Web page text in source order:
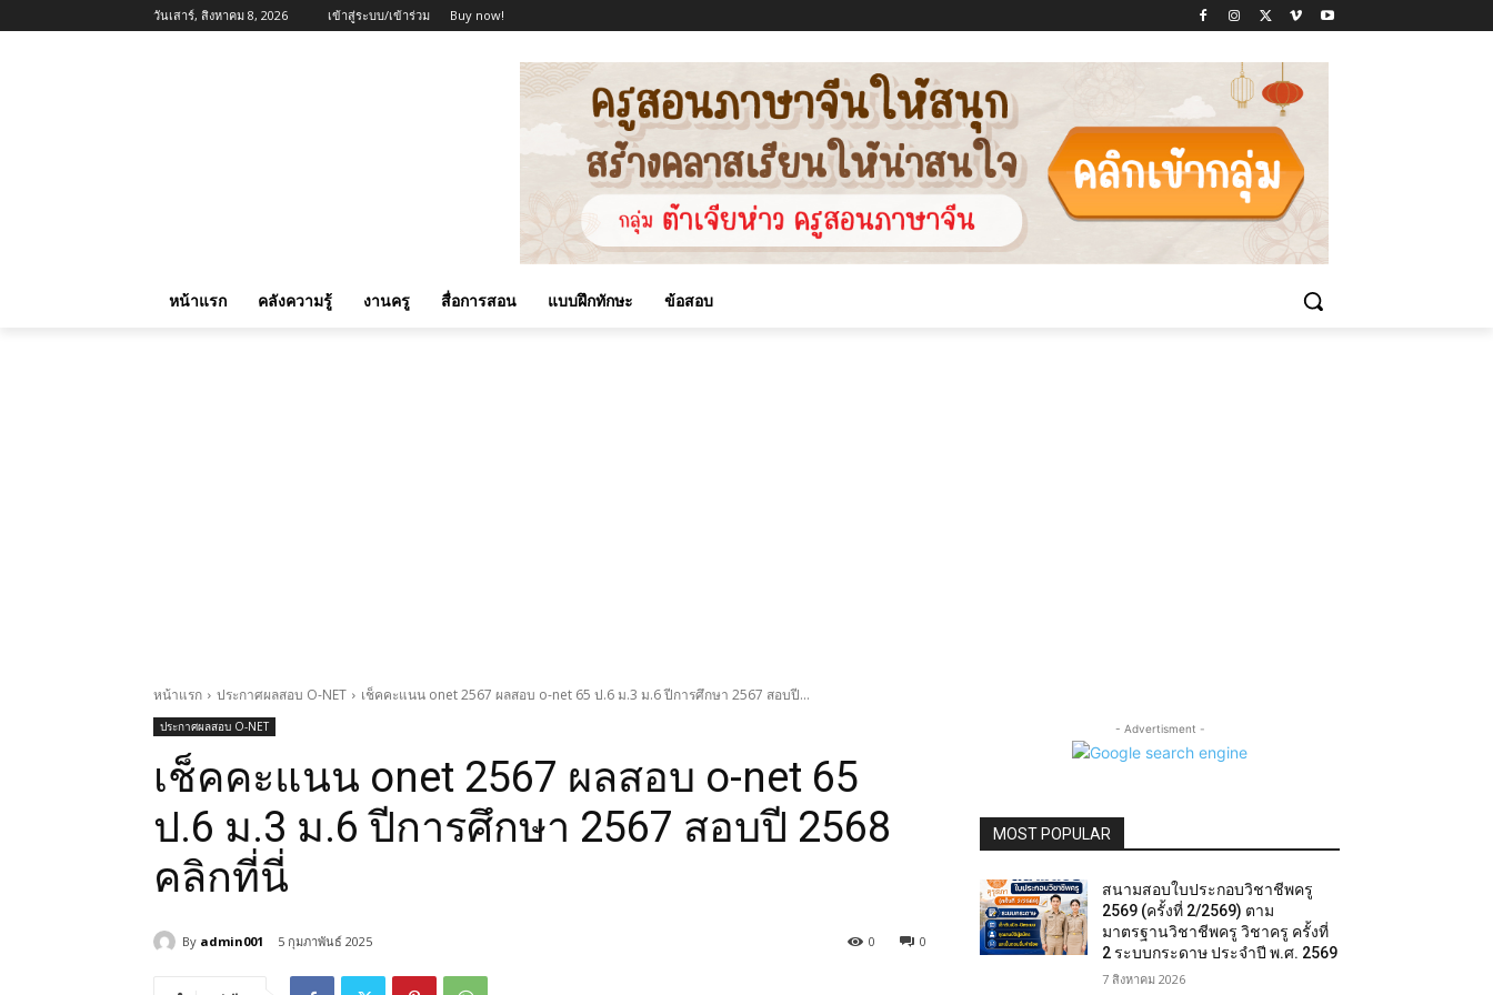
วันเสาร์, สิงหาคม 8, 2026 เข้าสู่ระบบ/เข้าร่วม Buy now!
หน้าแรก คลังความรู้ งานครู สื่อการสอน แบบฝึกทักษะ ข้อสอบ
หน้าแรก ประกาศผลสอบ O-NET เช็คคะแนน onet 2567 ผลสอบ o-net 65 ป.6 ม.3 ม.6 ปีการศึกษา 2567 สอบปี...
ประกาศผลสอบ O-NET
เช็คคะแนน onet 2567 ผลสอบ o-net 65
ป.6 ม.3 ม.6 ปีการศึกษา 2567 สอบปี 2568
คลิกที่นี่
By admin001 5 กุมภาพันธ์ 2025 0
0
- Advertisment -
MOST POPULAR
สนามสอบใบประกอบวิชาชีพครู
2569 (ครั้งที่ 2/2569) ตาม
มาตรฐานวิชาชีพครู วิชาครู ครั้งที่
2 ระบบกระดาษ ประจำปี พ.ศ. 2569
7 สิงหาคม 2026